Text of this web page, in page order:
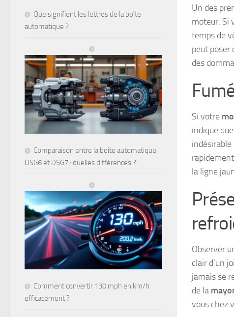
Un des
moteur. Si
temps de
peut poser
des
Si votre
indique
la ligne
Observer
clair d’un
jamais se
de la
vous chez
Que signifient les lettres de la boîte
automatique ?
Comparaison entre la boîte automatique
DSG6 et DSG7 : quelles différences ?
Comment convertir 130 mph en km/h
efficacement ?